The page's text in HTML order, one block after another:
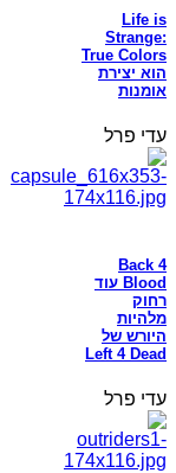
Life is
Strange:
True Colors
הוא יצירת
אומנות
עדי פרל
Back 4
Blood עוד
רחוק
מלהיות
היורש של
Left 4 Dead
עדי פרל